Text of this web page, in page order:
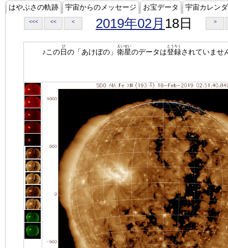
はやぶさの軌跡 宇宙からのメッセージ お宝データ 宇宙カレン
<<< << < 2019年02月 18日 >
♪この日
ひ
の「あけぼの」 衛星
えいせい
のデータは登録
とうろく
されていませ